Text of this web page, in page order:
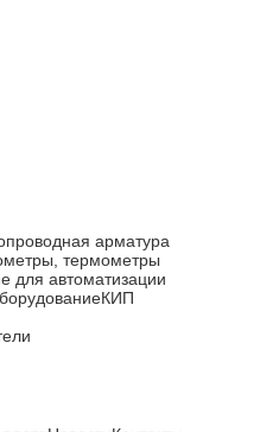
арматура
термометры
для автоматизации
КИП